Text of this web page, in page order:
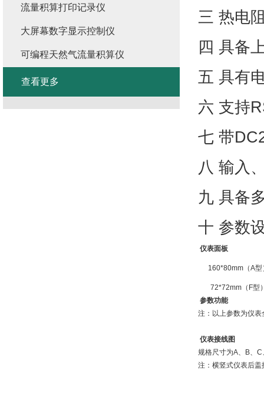
三 热电
四 具备
五 具有
六 支持
七 带
八 输入
九 具备
十 参数
仪表面板
160*80mm（A型
72*72mm（F型
参数功能
注：以上参数为仪
仪表接线图
规格尺寸为A、B、
注：横竖式仪表后
流量积算打印记录仪
大屏幕数字显示控制仪
可编程天然气流量积算仪
查看更多